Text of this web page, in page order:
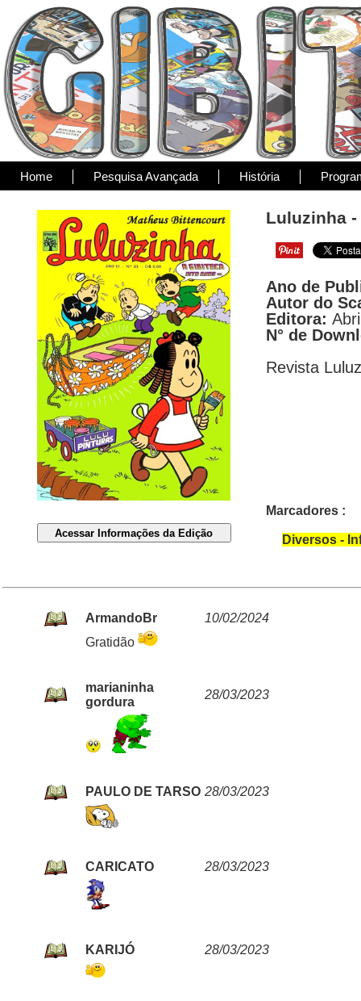
Home Pesquisa Avançada História
Luluzinha -
Ano de
Autor do
Editora:
N° de
Revista
Marcadores :
Diversos -
ArmandoBr
10/02/2024
Gratidão
marianinha
gordura
28/03/2023
PAULO DE TARSO 28/03/2023
CARICATO 28/03/2023
KARIJÓ 28/03/2023